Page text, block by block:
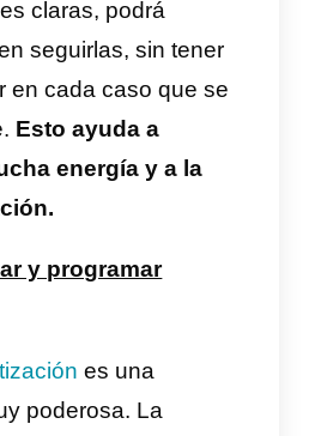
rápido los nombres de
de cada cliente. Con
lograr una
más cercana o
masivos, por